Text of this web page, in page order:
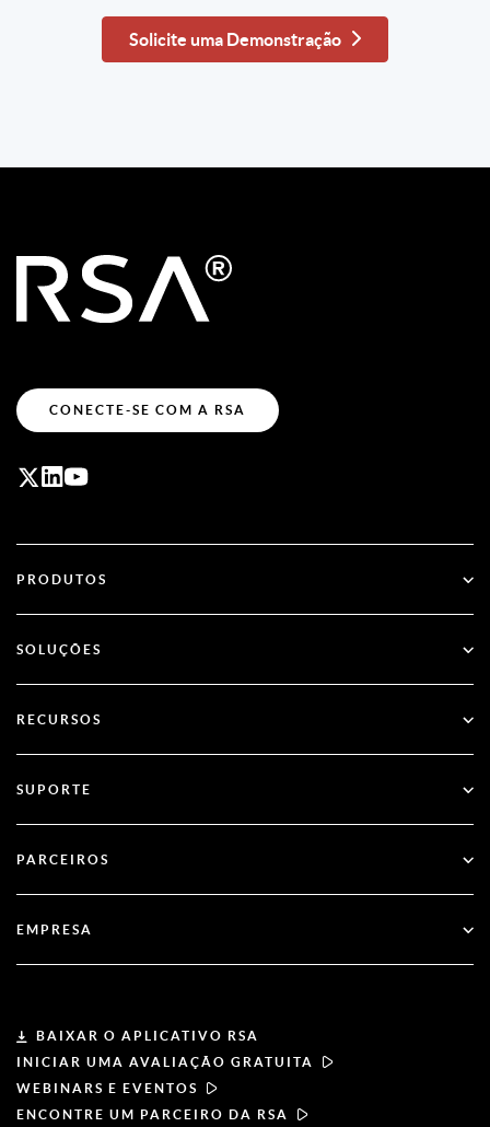
Solicite uma Demonstração
CONECTE-SE COM A RSA
PRODUTOS
SecurID
SOLUÇÕES
Autenticação Multifator
Serviços financeiros
RECURSOS
Blog
Documentação
SUPORTE
Suporte ao Cliente
PARCEIROS
Torne-se um parceiro
EMPRESA
Liderança
Notícias e imprensa
BAIXAR O APLICATIVO RSA
INICIAR UMA AVALIAÇÃO GRATUITA
WEBINARS E EVENTOS
ENCONTRE UM PARCEIRO DA RSA